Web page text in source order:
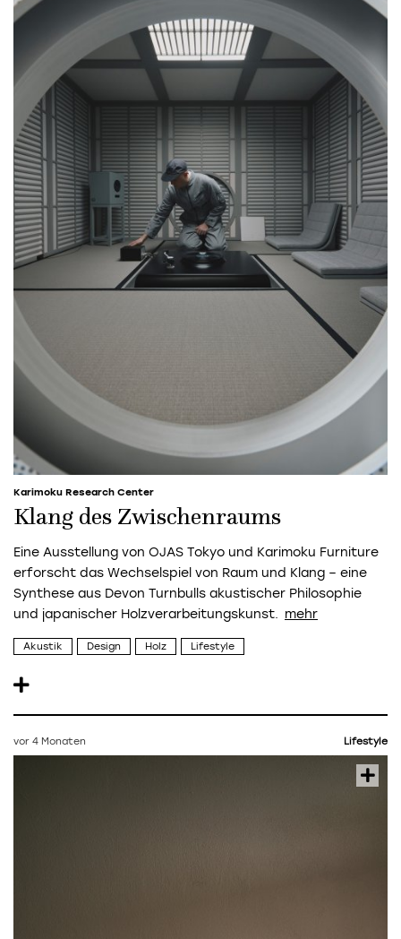
Karimoku Research Center
Klang des Zwischenraums
Eine Ausstellung von OJAS Tokyo und Karimoku Furniture
erforscht das Wechselspiel von Raum und Klang – eine
Synthese aus Devon Turnbulls akustischer Philosophie
und japanischer Holzverarbeitungskunst.
Akustik Design Holz Lifestyle
vor 4 Monaten Lifestyle